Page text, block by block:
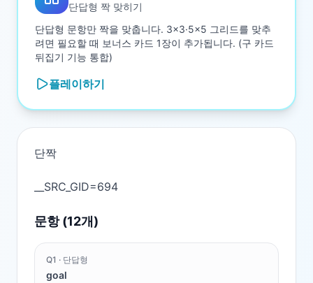
단답형 짝 맞히기
단답형 문항만 짝을 맞춥니다. 3×3·5×5 그리드를 맞추
려면 필요할 때 보너스 카드 1장이 추가됩니다. (구 카드
뒤집기 기능 통합)
플레이하기
단짝
문항 (12개)
Q1 · 단답형
goal